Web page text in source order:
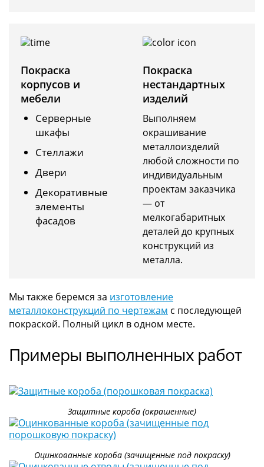
Покраска
корпусов и
мебели
Серверные
шкафы
Стеллажи
Двери
Декоративные
элементы
фасадов
Покраска
нестандартных
изделий
Выполняем
окрашивание
металлоизделий
любой сложности по
индивидуальным
проектам заказчика
— от
мелкогабаритных
деталей до крупных
конструкций из
металла.
Мы также беремся за изготовление
металлоконструкций по чертежам с последующей
покраской. Полный цикл в одном месте.
Примеры выполненных работ
Защитные короба (окрашенные)
Оцинкованные короба (зачищенные под покраску)